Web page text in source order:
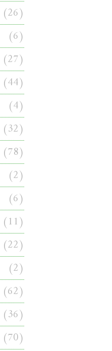
(26)
(6)
(27)
(44)
(4)
(32)
(78)
(2)
(6)
(11)
(22)
(2)
(62)
(36)
(70)